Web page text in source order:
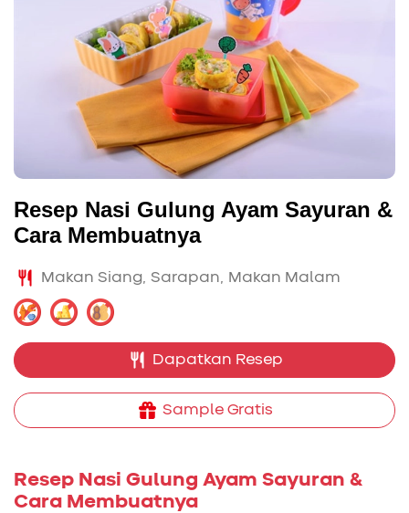
Resep Nasi Gulung Ayam Sayuran &
Cara Membuatnya
Makan Siang Sarapan Makan Malam
Dapatkan Resep
Sample Gratis
Resep Nasi Gulung Ayam Sayuran &
Cara Membuatnya